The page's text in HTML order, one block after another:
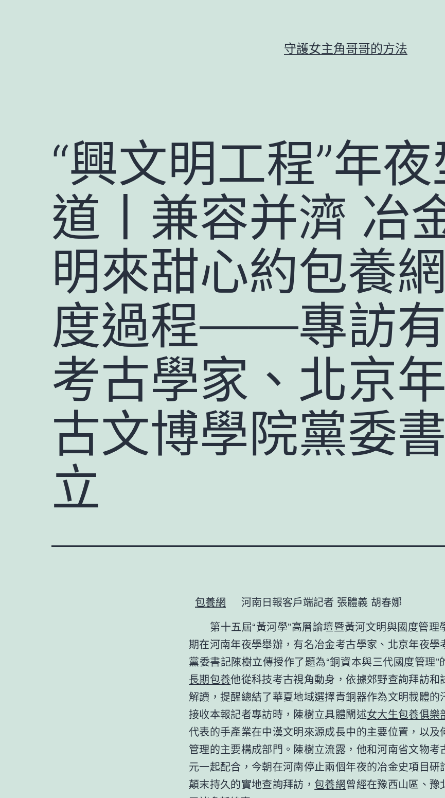
守護女主角哥哥的方法
“興文明工程”年
道丨兼容并濟 冶
明來甜心約包養
度過程——專訪
考古學家、北京
古文博學院黨委
立
包養網 河南日報客戶端記者 張體義 胡春娜
第十五屆“黃河學”高層論壇暨黃河文明與國度管理
期在河南年夜學舉辦，有名冶金考古學家、北京年夜學
黨委書記陳樹立傳授作了題為“銅資本與三代國度管理”
長期包養他從科技考古視角動身，依據郊野查詢拜訪和
解讀，提醒總結了華夏地域選擇青銅器作為文明載體的
接收本報記者專訪時，陳樹立具體闡述女大生包養俱樂
代表的手產業在中漢文明來源成長中的主要位置，以及
管理的主要構成部門。陳樹立流露，他和河南省文物考
元一起配合，今朝在河南停止兩個年夜的冶金史項目研
顛末持久的實地查詢拜訪， 包養網曾經在豫西山區、豫